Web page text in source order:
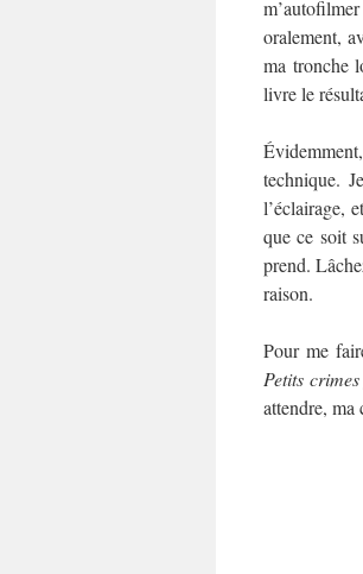
oralement,
ma tronche
livre le
technique.
l’éclairage,
que ce soit
prend.
raison.
Pour me
Petits
attendre, ma